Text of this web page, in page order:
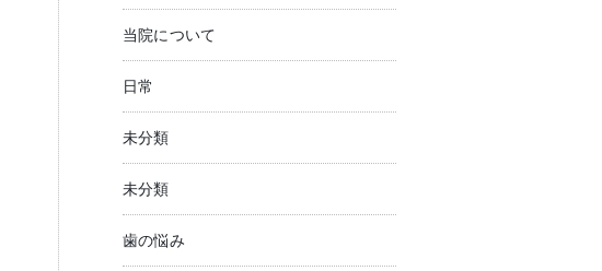
当院について
日常
未分類
未分類
歯の悩み